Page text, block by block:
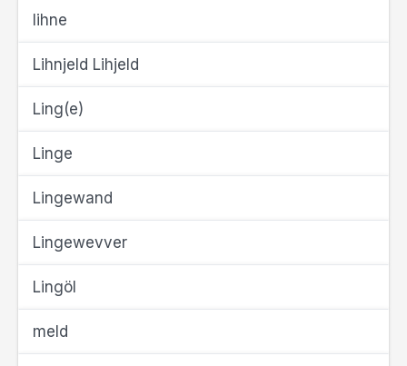
lihne
Lihnjeld Lihjeld
Ling(e)
Linge
Lingewand
Lingewevver
Lingöl
meld